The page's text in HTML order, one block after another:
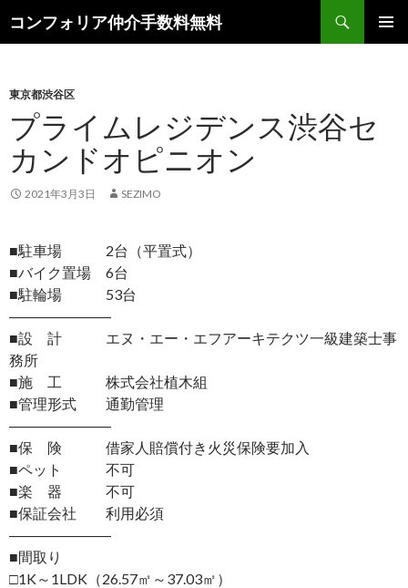
コンフォリア仲介手数料無料
索
ン
ス
キ
ッ
東京都渋谷区
プライムレジデンス渋谷セ
カンドオピニオン
2021年3月3日 SEZIMO
■駐車場 2台（平置式）
■バイク置場 6台
■駐輪場 53台
―――――――
■設 計 エヌ・エー・エフアーキテクツ一級建築士事
務所
■施 工 株式会社植木組
■管理形式 通勤管理
―――――――
■保 険 借家人賠償付き火災保険要加入
■ペット 不可
■楽 器 不可
■保証会社 利用必須
―――――――
■間取り
□1K～1LDK（26.57㎡～37.03㎡）